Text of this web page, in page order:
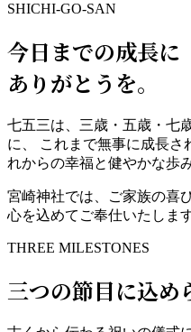
SHICHI-GO-SAN
今日までの成長に
ありがとう を。
七五三は、三歳・五歳・七
に、 これまで無事に成長さ
れからの幸福と健やかな歩
宮崎神社では、ご家族の喜
心を込めてご奉仕いたします
THREE MILESTONES
三つの節目に込め